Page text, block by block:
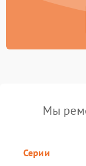
Мы
Серии